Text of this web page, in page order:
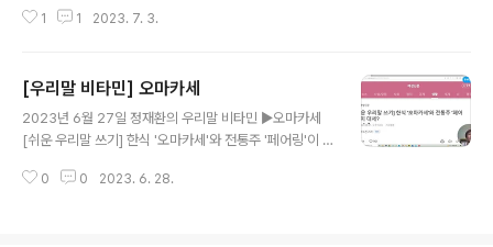
1 1 2023. 7. 3.
[우리말 비타민] 오마카세
2023년 6월 27일 정재환의 우리말 비타민 ▶오마카세
[쉬운 우리말 쓰기] 한식 '오마카세'와 전통주 '페어링'이 대
0 0 2023. 6. 28.